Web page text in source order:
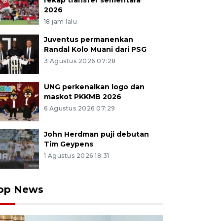
2026
18 jam lalu
Juventus permanenkan
Randal Kolo Muani dari PSG
3 Agustus 2026 07:28
UNG perkenalkan logo dan
maskot PKKMB 2026
6 Agustus 2026 07:29
John Herdman puji debutan
Tim Geypens
1 Agustus 2026 18:31
News